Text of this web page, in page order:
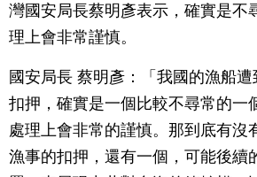
灣國安局長蔡明彥表示，確實是不
理上會非常謹慎。
國安局長 蔡明彥：「我國的漁船
扣押，確實是一個比較不尋常的一
處理上會非常的謹慎。那到底有沒
漁事的扣押，還有一個，可能後續